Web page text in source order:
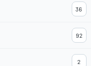
36
92
2